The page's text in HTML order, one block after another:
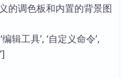
的调色板和内置的背景图
辑工具’, ‘自定义命令’,